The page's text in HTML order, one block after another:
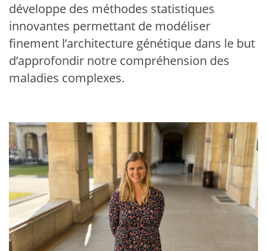
développe des méthodes statistiques
innovantes permettant de modéliser
finement l’architecture génétique dans le but
d’approfondir notre compréhension des
maladies complexes.